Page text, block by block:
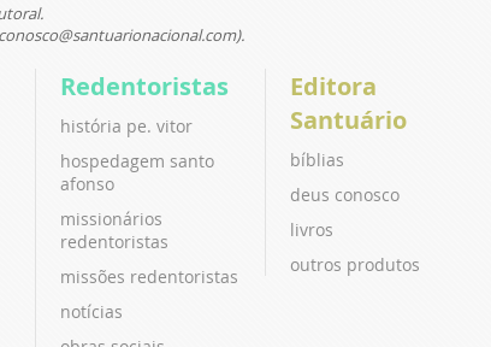
Redentoristas
história pe. vitor
hospedagem santo
afonso
missionários
redentoristas
missões redentoristas
notícias
Editora
Santuário
bíblias
deus conosco
livros
outros produtos